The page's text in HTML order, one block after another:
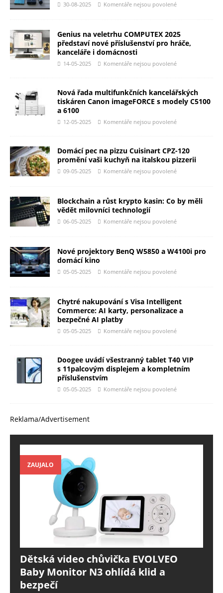
30-08-2025 Komentáře nejsou povolené
Genius na veletrhu COMPUTEX 2025
představí nové příslušenství pro hráče,
kanceláře i domácnosti
14-05-2025 Komentáře nejsou povolené
Nová řada multifunkčních kancelářských
tiskáren Canon imageFORCE s modely C5100
a 6100
12-05-2025 Komentáře nejsou povolené
Domácí pec na pizzu Cuisinart CPZ-120
promění vaši kuchyň na italskou pizzerii
09-05-2025 Komentáře nejsou povolené
Blockchain a růst krypto kasin: Co by měli
vědět milovníci technologií
06-05-2025 Komentáře nejsou povolené
Nové projektory BenQ W5850 a W4100i pro
domácí kino
05-05-2025 Komentáře nejsou povolené
Chytré nakupování s Visa Intelligent
Commerce: AI karty, personalizace a
bezpečné AI platby
05-05-2025 Komentáře nejsou povolené
Doogee uvádí všestranný tablet T40 VIP
s 11palcovým displejem a kompletním
příslušenstvím
05-05-2025 Komentáře nejsou povolené
Reklama/Advertisement
ZAUJALO
Dětská video chůvička EVOLVEO
Baby Monitor N3 ohlídá klid a
bezpečí